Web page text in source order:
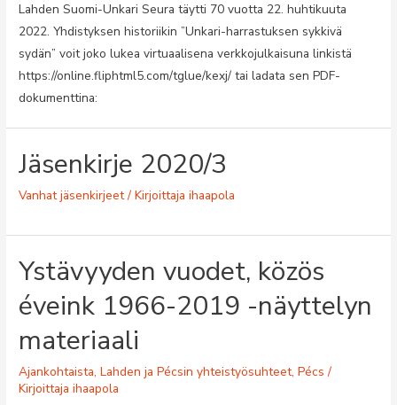
Lahden Suomi-Unkari Seura täytti 70 vuotta 22. huhtikuuta
2022. Yhdistyksen historiikin ”Unkari-harrastuksen sykkivä
sydän” voit joko lukea virtuaalisena verkkojulkaisuna linkistä
https://online.fliphtml5.com/tglue/kexj/ tai ladata sen PDF-
dokumenttina:
Jäsenkirje 2020/3
Vanhat jäsenkirjeet/ Kirjoittajaihaapola
Ystävyyden vuodet, közös
éveink 1966-2019 -näyttelyn
materiaali
Ajankohtaista,Lahden ja Pécsin yhteistyösuhteet,Pécs /
Kirjoittajaihaapola